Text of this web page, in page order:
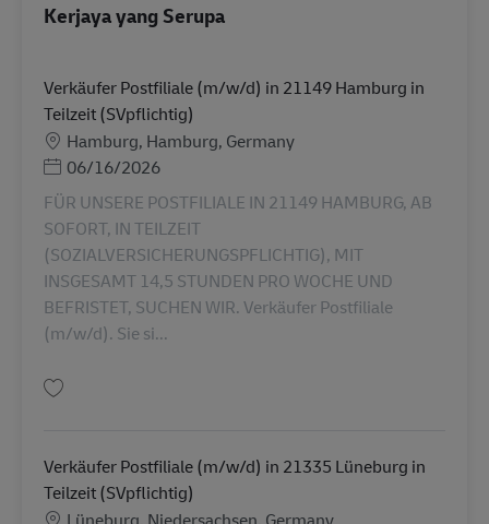
Kerjaya yang Serupa
Verkäufer Postfiliale (m/w/d) in 21149 Hamburg in
Teilzeit (SVpflichtig)
LokasiHamburg, Hamburg, Germany
Posted Date
06/16/2026
FÜR UNSERE POSTFILIALE IN 21149 HAMBURG, AB
SOFORT, IN TEILZEIT
(SOZIALVERSICHERUNGSPFLICHTIG), MIT
INSGESAMT 14,5 STUNDEN PRO WOCHE UND
BEFRISTET, SUCHEN WIR. Verkäufer Postfiliale
(m/w/d). Sie si...
Verkäufer Postfiliale (m/w/d) in 21335 Lüneburg in
Teilzeit (SVpflichtig)
Lokasi